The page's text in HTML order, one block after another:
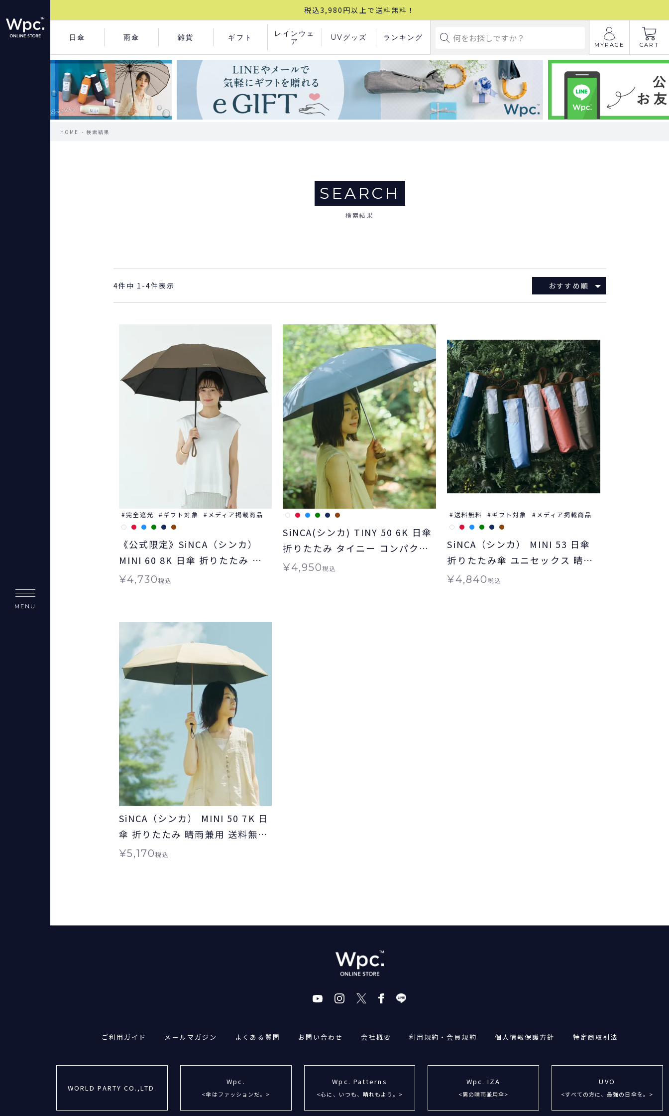
税込3,980円以上で送料無料！
日傘 雨傘 雑貨 ギフト
レインウェ
ア
UVグッズ ランキング
MYPAGE CART
HOME 検索結果
SEARCH
検索結果
おすすめ順
4件中 1 -4件表示
完全遮光 ギフト対象 メディア掲載商品
《公式限定》SiNCA（シンカ）
MINI 60 8K 日傘 折りたたみ 晴
雨兼用 ギフト対象
¥4,730税込
SiNCA(シンカ) TINY 50 6K 日傘
折りたたみ タイニー コンパクト
晴雨兼用 送料無料 ギフト対象
¥4,950税込
送料無料 ギフト対象 メディア掲載商品
SiNCA（シンカ） MINI 53 日傘
折りたたみ傘 ユニセックス 晴雨
兼用 送料無料 ギフト対象
¥4,840税込
SiNCA（シンカ） MINI 50 7K 日
傘 折りたたみ 晴雨兼用 送料無料
ギフト対象
¥5,170税込
ご利用ガイド メールマガジン よくある質問 お問い合わせ 会社概要 利用規約・会員規約 個人情報保護方針 特定商取引法
WORLD PARTY CO.,LTD.
Wpc.
<傘はファッションだ。>
Wpc. Patterns
<心に、いつも、晴れもよう。>
Wpc. IZA
<男の晴雨兼用傘>
UVO
<すべての方に、最強の日傘を。>
MENU